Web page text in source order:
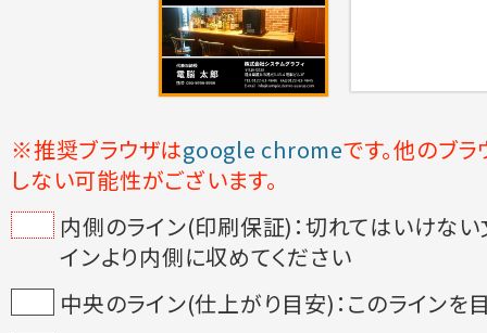
※推奨ブラウザはgoogle chromeです。他のブ
しない可能性がございます。
内側のライン(印刷保証)：切れてはいけな
インより内側に収めてください
中央のライン(仕上がり目安)：このラインを